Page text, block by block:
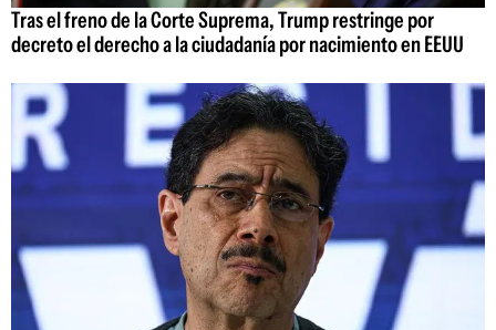
Tras el freno de la Corte Suprema, Trump restringe por
decreto el derecho a la ciudadanía por nacimiento en EEUU